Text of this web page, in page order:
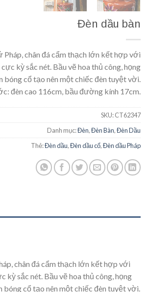
Đèn dầu bàn
Pháp, chân đá cẩm thạch lớn kết hợp với
kỳ sắc nét. Bầu vẽ hoa thủ công, họng
bóng cổ tạo nên một chiếc đèn tuyệt vời.
đèn cao 116cm, bầu đường kính 17cm.
SKU:CT62347
Danh mục:Đèn,Đèn Bàn,Đèn Dầu
Thẻ:Đèn dầu,Đèn dầu cổ,Đèn dầu Pháp
chân đá cẩm thạch lớn kết hợp với
kỳ sắc nét. Bầu vẽ hoa thủ công, họng
bóng cổ tạo nên một chiếc đèn tuyệt vời.